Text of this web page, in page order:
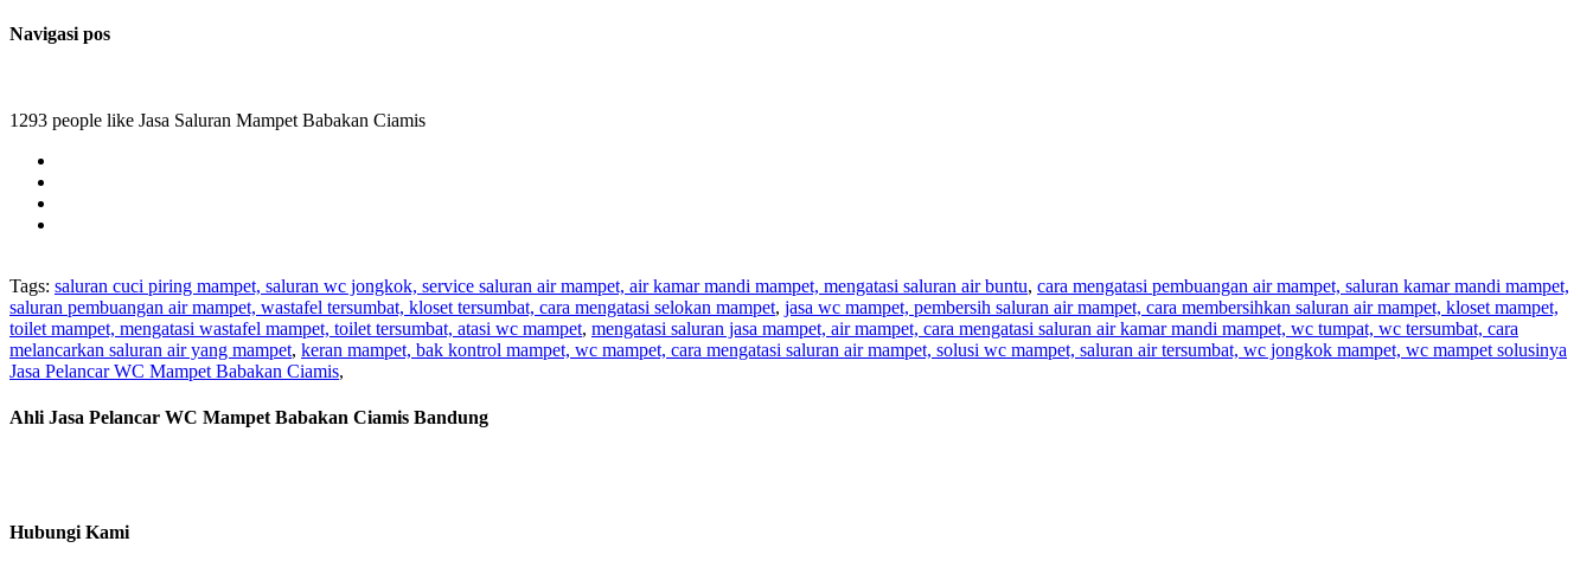
Navigasi pos
1293 people like Jasa Saluran Mampet Babakan Ciamis
Tags: saluran cuci piring mampet, saluran wc jongkok, service saluran air mampet, air kamar mandi mampet, mengatasi saluran air buntu, cara mengatasi pembuangan air mampet, saluran kamar mandi mampet,
saluran pembuangan air mampet, wastafel tersumbat, kloset tersumbat, cara mengatasi selokan mampet, jasa wc mampet, pembersih saluran air mampet, cara membersihkan saluran air mampet, kloset mampet,
toilet mampet, mengatasi wastafel mampet, toilet tersumbat, atasi wc mampet, mengatasi saluran jasa mampet, air mampet, cara mengatasi saluran air kamar mandi mampet, wc tumpat, wc tersumbat, cara
melancarkan saluran air yang mampet, keran mampet, bak kontrol mampet, wc mampet, cara mengatasi saluran air mampet, solusi wc mampet, saluran air tersumbat, wc jongkok mampet, wc mampet solusinya
Jasa Pelancar WC Mampet Babakan Ciamis,
Ahli Jasa Pelancar WC Mampet Babakan Ciamis Bandung
Hubungi Kami